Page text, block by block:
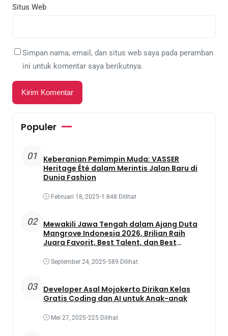
Situs Web
Simpan nama, email, dan situs web saya pada peramban
ini untuk komentar saya berikutnya.
Populer
01
Keberanian Pemimpin Muda: VASSER
Heritage Été dalam Merintis Jalan Baru di
Dunia Fashion
Februari 18, 2025•1.848 Dilihat
02
Mewakili Jawa Tengah dalam Ajang Duta
Mangrove Indonesia 2026, Brilian Raih
Juara Favorit, Best Talent, dan Best
September 24, 2025•589 Dilihat
03
Developer Asal Mojokerto Dirikan Kelas
Gratis Coding dan AI untuk Anak-anak
Mei 27, 2025•225 Dilihat